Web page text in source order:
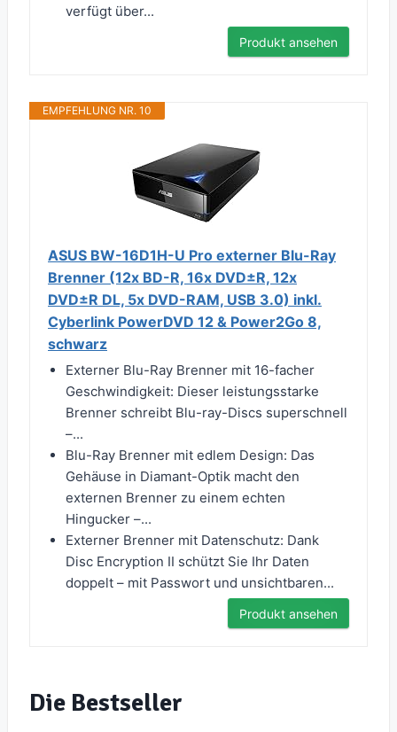
verfügt über...
Produkt ansehen
EMPFEHLUNG NR. 10
ASUS BW-16D1H-U Pro externer Blu-Ray
Brenner (12x BD-R, 16x DVD±R, 12x
DVD±R DL, 5x DVD-RAM, USB 3.0) inkl.
Cyberlink PowerDVD 12 & Power2Go 8,
schwarz
Externer Blu-Ray Brenner mit 16-facher
Geschwindigkeit: Dieser leistungsstarke
Brenner schreibt Blu-ray-Discs superschnell
–...
Blu-Ray Brenner mit edlem Design: Das
Gehäuse in Diamant-Optik macht den
externen Brenner zu einem echten
Hingucker –...
Externer Brenner mit Datenschutz: Dank
Disc Encryption II schützt Sie Ihr Daten
doppelt – mit Passwort und unsichtbaren...
Produkt ansehen
Die Bestseller